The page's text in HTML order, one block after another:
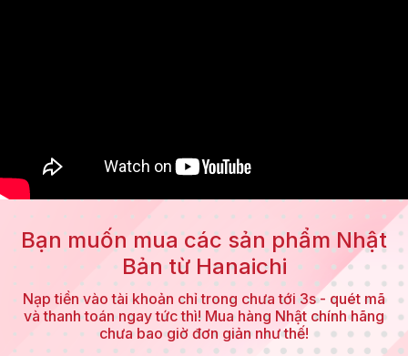
Bạn muốn mua các sản phẩm Nhật
Bản từ Hanaichi
Nạp tiền vào tài khoản chỉ trong chưa tới 3s - quét mã
và thanh toán ngay tức thì! Mua hàng Nhật chính hãng
chưa bao giờ đơn giản như thế!